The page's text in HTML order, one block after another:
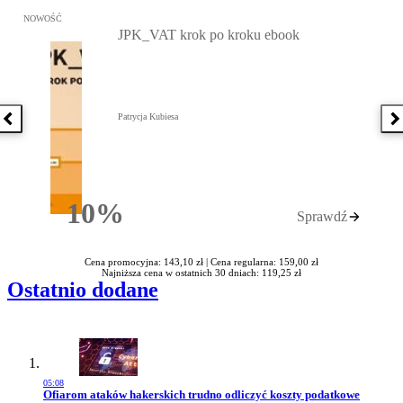
Poprzednia książka
Przejdź do: JPK_VAT krok po kroku ebook, Patrycja Kubiesa -
NOWOŚĆ
10%Rabatu
JPK_VAT krok po kroku ebook
Patrycja Kubiesa
Sprawdź
Cena promocyjna: 143,10 zł | Cena regularna: 159,00 zł
Najniższa cena w ostatnich 30 dniach: 119,25 zł
Ostatnio dodane
05:08
Przejdź do artykułu:
Ofiarom ataków hakerskich trudno odliczyć koszty podatkowe